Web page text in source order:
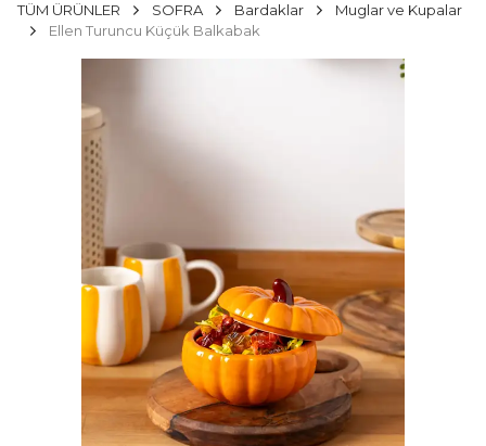
TÜM ÜRÜNLER SOFRA Bardaklar
Muglar ve Kupalar
Ellen Turuncu Küçük Balkabak